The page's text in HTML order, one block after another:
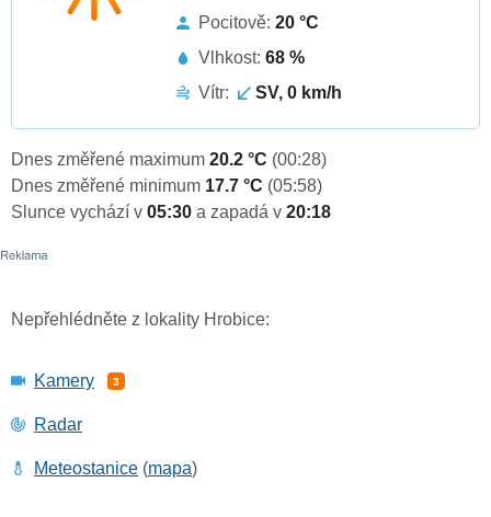
Pocitově: 20 °C
Vlhkost: 68 %
Vítr:
SV, 0 km/h
Dnes změřené maximum 20.2 °C (00:28)
Dnes změřené minimum 17.7 °C (05:58)
Slunce vychází v 05:30 a zapadá v 20:18
Nepřehlédněte z lokality Hrobice:
Kamery 3
Radar
Meteostanice (mapa)